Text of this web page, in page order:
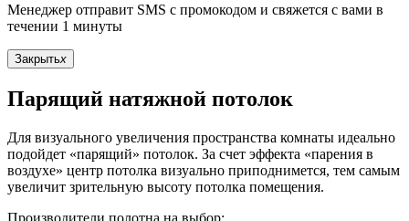
Менеджер отправит SMS с промокодом и свяжется с вами в
течении 1 минуты
Закрытьx
Парящий натяжной потолок
Для визуального увеличения пространства комнаты идеально
подойдет «парящий» потолок. За счет эффекта «парения в
воздухе» центр потолка визуально приподнимется, тем самым
увеличит зрительную высоту потолка помещения.
Производители полотна на выбор: